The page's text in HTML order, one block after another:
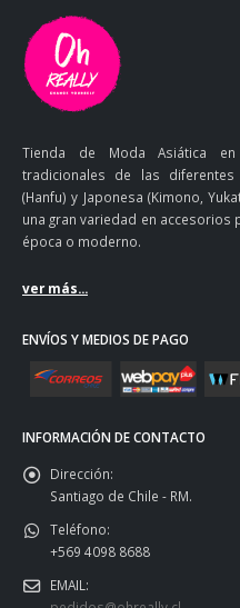
Tienda de Moda Asiática
tradicionales de las diferentes
(Hanfu) y Japonesa (Kimono,
una gran variedad en
época o moderno.
ver más...
ENVÍOS Y MEDIOS DE PAGO
INFORMACIÓN DE CONTACTO
Dirección:
Santiago de Chile - RM.
Teléfono:
+569 4098 8688
EMAIL: